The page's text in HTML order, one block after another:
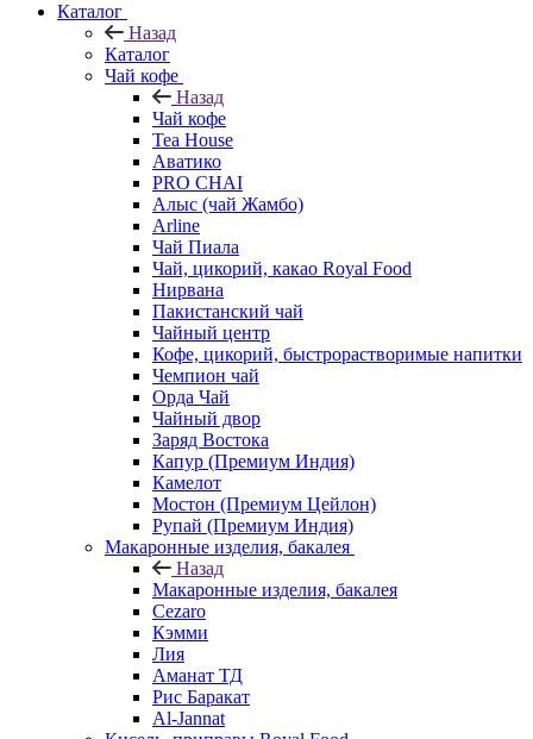
Каталог
Назад
Каталог
Чай кофе
Назад
Чай кофе
Tea House
Аватико
PRO CHAI
Алыс (чай Жамбо)
Arline
Чай Пиала
Чай, цикорий, какао Royal Food
Нирвана
Пакистанский чай
Чайный центр
Кофе, цикорий, быстрорастворимые напитки
Чемпион чай
Орда Чай
Чайный двор
Заряд Востока
Капур (Премиум Индия)
Камелот
Мостон (Премиум Цейлон)
Рупай (Премиум Индия)
Макаронные изделия, бакалея
Назад
Макаронные изделия, бакалея
Cezaro
Кэмми
Лия
Аманат ТД
Рис Баракат
Al-Jannat